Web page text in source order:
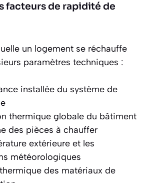
facteurs de rapidité de
un logement se réchauffe
paramètres techniques :
installée du système de
thermique globale du bâtiment
des pièces à chauffer
extérieure et les
météorologiques
des matériaux de